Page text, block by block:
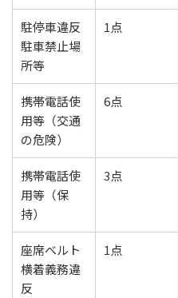
駐停車違反
駐車禁止場
所等
1点
携帯電話使
用等（交通
の危険）
6点
携帯電話使
用等（保
持）
3点
座席ベルト
横着義務違
反
1点